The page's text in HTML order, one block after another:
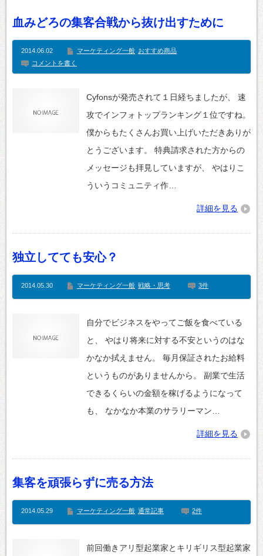
血みどろの集客合戦から抜け出すために
2014.06.02 マーケティング一般 おすすめ商品
コメントを書く
Cyfonsが発売されて１日経ちましたが、 速
攻でインフォトップランキング１位ですね。
僕からもたくさんお買い上げいただきありが
とうございます。 特典請求された方からの
メッセージも拝見していますが、 やはりこ
ういうコミュニティ作…
詳細を見る
独立してても安心？
2014.05.30 マーケティング一般 戦略・思考 3件
自分でビジネスをやってご飯を食べている
と、 やはり将来に対する不安というのはな
かなか拭えません。 毎月保証されたお給料
というものがありませんから。 副業で生活
できるくらいの金額を稼げるようになって
も、 なかなか本業のサラリーマン…
詳細を見る
集客を頑張らずに売る方法
2014.05.29 マーケティング一般 通常記事 2件
前回働きアリ型起業家とキリギリス型起業家